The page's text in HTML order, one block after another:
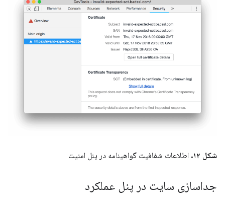
شکل ۱۲. اطلاعات شفافیت گواهینامه در پنل امنیت
جداسازی سایت در پنل عملکرد